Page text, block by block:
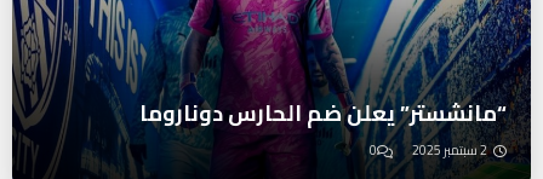
“مانشستر” يعلن ضم الحارس دوناروما
2 سبتمبر 2025 0